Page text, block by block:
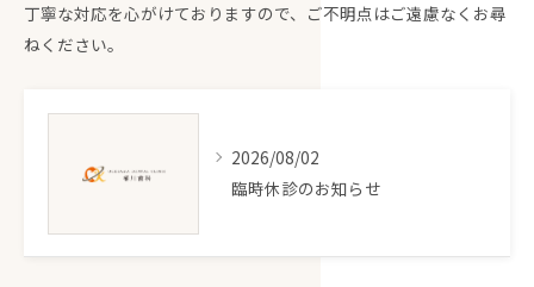
丁寧な対応を心がけておりますので、ご不明点はご遠慮なくお尋
ねください。
2026/08/02
臨時休診のお知らせ